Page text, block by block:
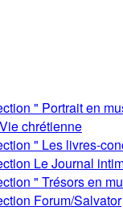
" Portrait en
chrétienne
" Les livres-
Le Journal
" Trésors en
Forum/Salvator